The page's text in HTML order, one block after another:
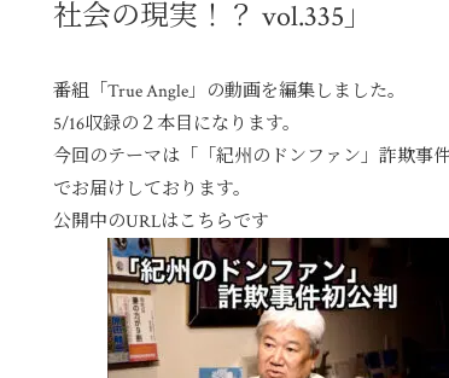
社会の現実！？ vol.335」
番組「True Angle」の動画を編集しました。
5/16収録の２本目になります。
今回のテーマは「「紀州のドンファン」詐欺事
でお届けしております。
公開中のURLはこちらです